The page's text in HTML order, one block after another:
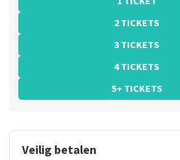
2 TICKETS
3 TICKETS
4 TICKETS
5+ TICKETS
Veilig betalen